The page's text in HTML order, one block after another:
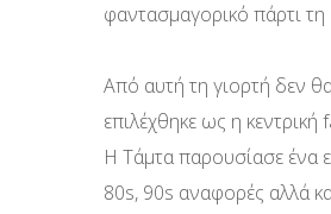
φαντασμαγορικό πάρτι
Από αυτή τη γιορτή δεν
επιλέχθηκε ως η
Η Τάμτα παρουσίασε ένα
80s, 90s αναφορές αλλά